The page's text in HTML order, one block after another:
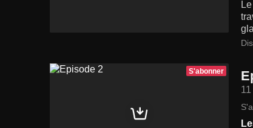
S'abonner